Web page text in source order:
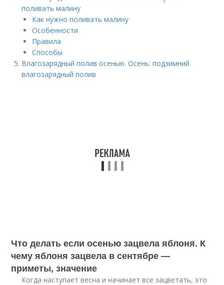
поливать малину
Как нужно поливать малину
Особенности
Правила
Способы
Влагозарядный полив осенью. Осень: подзимний
влагозарядный полив
Что делать если осенью зацвела яблоня. К
чему яблоня зацвела в сентябре —
приметы, значение
Когда наступает весна и начинает все зацветать, это